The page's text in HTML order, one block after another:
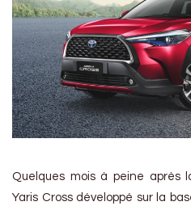
Quelques mois à peine après
Yaris Cross développé sur la